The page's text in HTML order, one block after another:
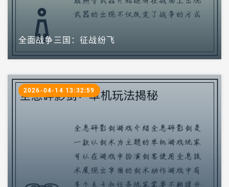
全面战争三国：征战纷飞
2026-04-14 13:32:59